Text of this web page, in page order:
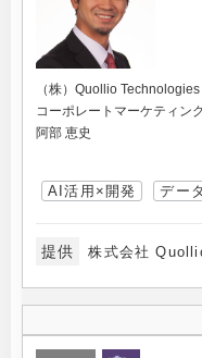
（株）Quollio Technologies
コーポレートマーケティン
阿部 恵史
AI活用×開発 デー
提供 株式会社